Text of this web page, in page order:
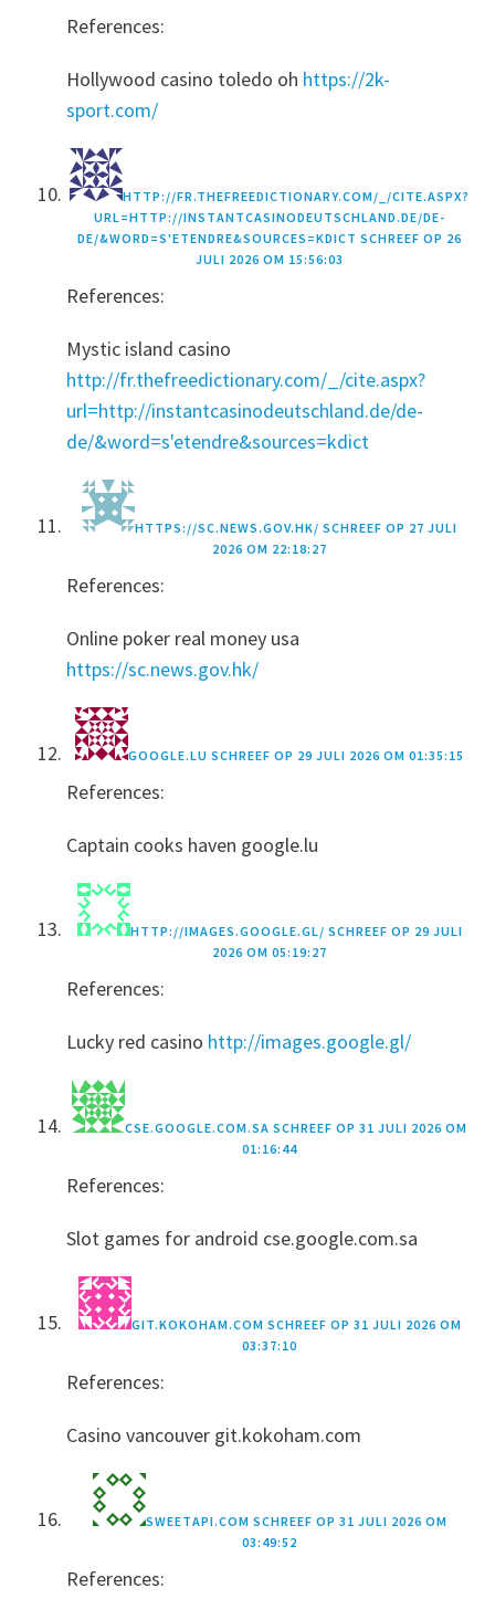
References:
Hollywood casino toledo oh https://2k-
sport.com/
HTTP://FR.THEFREEDICTIONARY.COM/_/CITE.ASPX?
URL=HTTP://INSTANTCASINODEUTSCHLAND.DE/DE-
DE/&WORD=S'ETENDRE&SOURCES=KDICT SCHREEF OP 26
JULI 2026 OM 15:56:03
References:
Mystic island casino
http://fr.thefreedictionary.com/_/cite.aspx?
url=http://instantcasinodeutschland.de/de-
de/&word=s'etendre&sources=kdict
HTTPS://SC.NEWS.GOV.HK/ SCHREEF OP 27 JULI
2026 OM 22:18:27
References:
Online poker real money usa
https://sc.news.gov.hk/
GOOGLE.LU SCHREEF OP 29 JULI 2026 OM 01:35:15
References:
Captain cooks haven google.lu
HTTP://IMAGES.GOOGLE.GL/ SCHREEF OP 29 JULI
2026 OM 05:19:27
References:
Lucky red casino http://images.google.gl/
CSE.GOOGLE.COM.SA SCHREEF OP 31 JULI 2026 OM
01:16:44
References:
Slot games for android cse.google.com.sa
GIT.KOKOHAM.COM SCHREEF OP 31 JULI 2026 OM
03:37:10
References:
Casino vancouver git.kokoham.com
SWEETAPI.COM SCHREEF OP 31 JULI 2026 OM
03:49:52
References: